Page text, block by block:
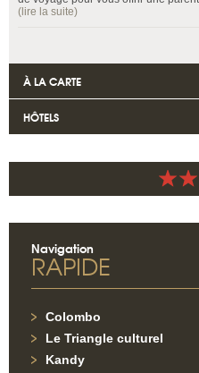
(lire la suite)
À LA CARTE
HÔTELS
Navigation
RAPIDE
Colombo
Le Triangle culturel
Kandy